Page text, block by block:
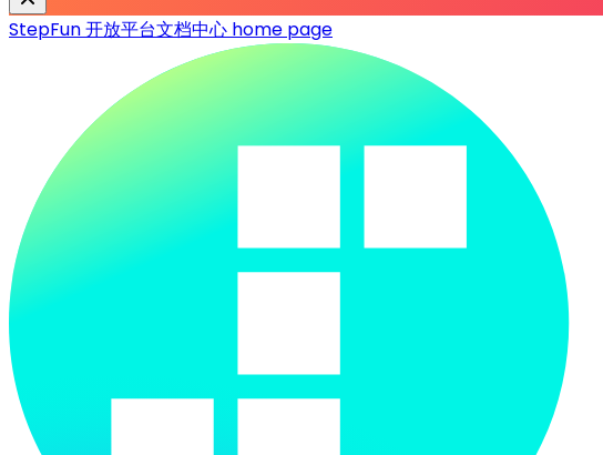
StepFun 开放平台文档中心 home page